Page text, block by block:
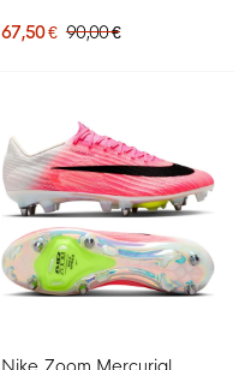
Chaussures de Foot (MG)
67,50 € 90,00 €